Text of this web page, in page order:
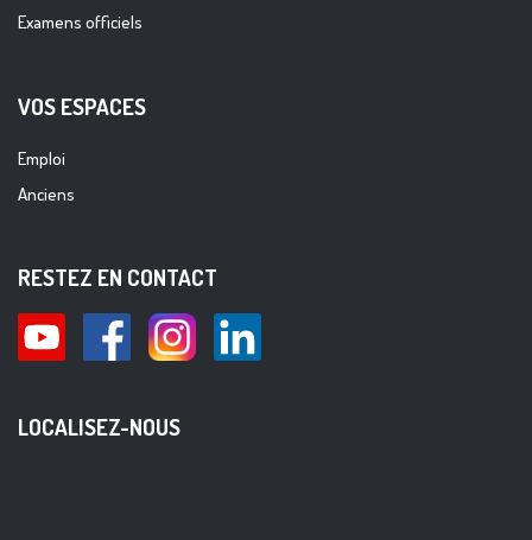
Examens officiels
VOS ESPACES
Emploi
Anciens
RESTEZ EN CONTACT
LOCALISEZ-NOUS